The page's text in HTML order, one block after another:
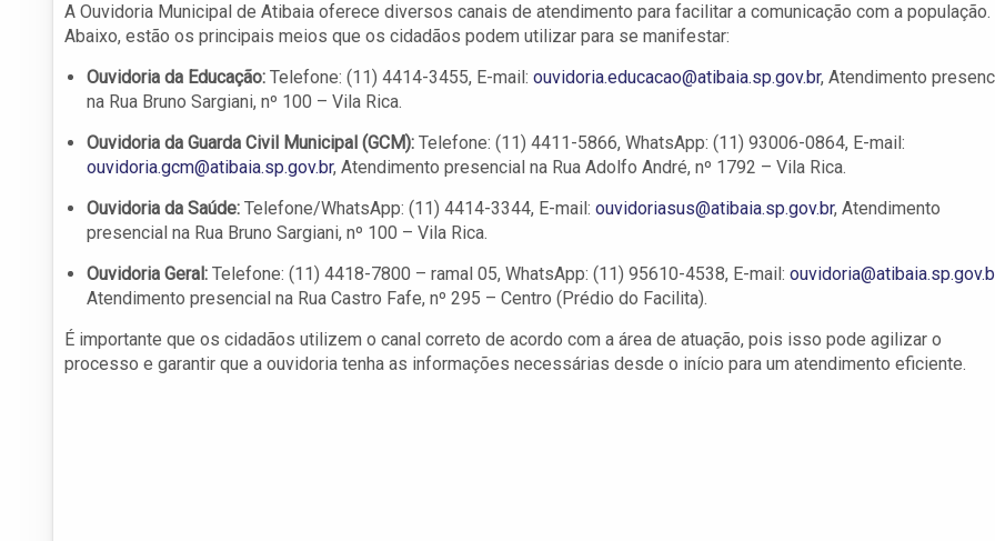
A Ouvidoria Municipal de Atibaia oferece diversos canais de atendimento para facilitar a comunicação com a população.
Abaixo, estão os principais meios que os cidadãos podem utilizar para se manifestar:
Ouvidoria da Educação: Telefone: (11) 4414-3455, E-mail: ouvidoria.educacao@atibaia.sp.gov.br, Atendimento
na Rua Bruno Sargiani, nº 100 – Vila Rica.
Ouvidoria da Guarda Civil Municipal (GCM): Telefone: (11) 4411-5866, WhatsApp: (11) 93006-0864, E-mail:
ouvidoria.gcm@atibaia.sp.gov.br, Atendimento presencial na Rua Adolfo André, nº 1792 – Vila Rica.
Ouvidoria da Saúde: Telefone/WhatsApp: (11) 4414-3344, E-mail: ouvidoriasus@atibaia.sp.gov.br, Atendimento
presencial na Rua Bruno Sargiani, nº 100 – Vila Rica.
Ouvidoria Geral: Telefone: (11) 4418-7800 – ramal 05, WhatsApp: (11) 95610-4538, E-mail:
Atendimento presencial na Rua Castro Fafe, nº 295 – Centro (Prédio do Facilita).
É importante que os cidadãos utilizem o canal correto de acordo com a área de atuação, pois isso pode agilizar o
processo e garantir que a ouvidoria tenha as informações necessárias desde o início para um atendimento eficiente.